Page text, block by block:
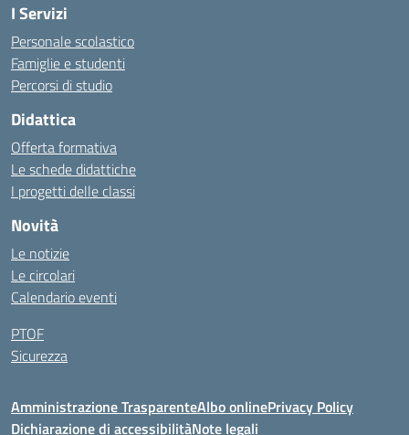
I Servizi
Personale scolastico
Famiglie e studenti
Percorsi di studio
Didattica
Offerta formativa
Le schede didattiche
I progetti delle classi
Novità
Le notizie
Le circolari
Calendario eventi
PTOF
Sicurezza
Amministrazione TrasparenteAlbo onlinePrivacy Policy
Dichiarazione di accessibilitàNote legali